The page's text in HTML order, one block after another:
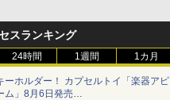
スランキング
24時間 1週間 1カ月
ーホルダー！ カプセルトイ「楽器アピ
ム」8月6日発売